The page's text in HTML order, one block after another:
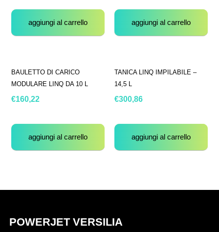
aggiungi al carrello aggiungi al carrello
BAULETTO DI CARICO
MODULARE LINQ DA 10 L
€160,22
aggiungi al carrello
TANICA LINQ IMPILABILE –
14,5 L
€300,86
aggiungi al carrello
POWERJET VERSILIA